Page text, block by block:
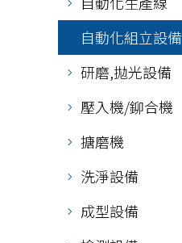
自動化組立設備
研磨,拋光設備
壓入機/鉚合機
搪磨機
洗淨設備
成型設備